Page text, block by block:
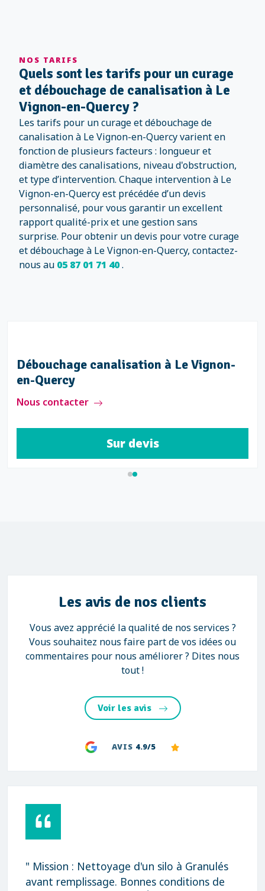
NOS TARIFS
Quels sont les tarifs pour un curage
et débouchage de canalisation à Le
Vignon-en-Quercy ?
Les tarifs pour un curage et débouchage de
canalisation à Le Vignon-en-Quercy varient en
fonction de plusieurs facteurs : longueur et
diamètre des canalisations, niveau d'obstruction,
et type d’intervention. Chaque intervention à Le
Vignon-en-Quercy est précédée d’un devis
personnalisé, pour vous garantir un excellent
rapport qualité-prix et une gestion sans
surprise. Pour obtenir un devis pour votre curage
et débouchage à Le Vignon-en-Quercy, contactez-
nous au 05 87 01 71 40.
Débouchage canalisation à Le Vignon-
en-Quercy
Nous contacter
Sur devis
Les avis de nos clients
Vous avez apprécié la qualité de nos services ?
Vous souhaitez nous faire part de vos idées ou
commentaires pour nous améliorer ? Dites nous
tout !
Voir les avis
AVIS 4.9/5
" Mission : Nettoyage d'un silo à Granulés
avant remplissage. Bonnes conditions de